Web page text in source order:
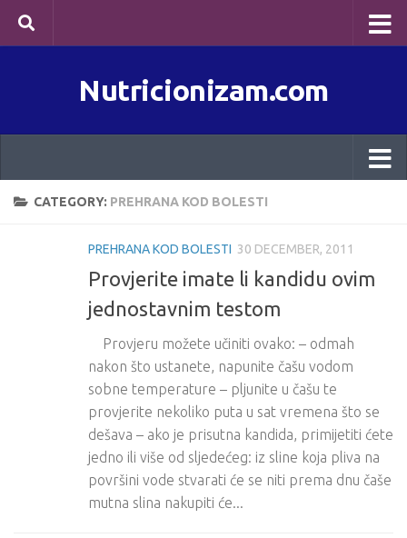
Skip to content
Nutricionizam.com
CATEGORY: PREHRANA KOD BOLESTI
PREHRANA KOD BOLESTI 30 DECEMBER, 2011
Provjerite imate li kandidu ovim
jednostavnim testom
Provjeru možete učiniti ovako: – odmah
nakon što ustanete, napunite čašu vodom
sobne temperature – pljunite u čašu te
provjerite nekoliko puta u sat vremena što se
dešava – ako je prisutna kandida, primijetiti ćete
jedno ili više od sljedećeg: iz sline koja pliva na
površini vode stvarati će se niti prema dnu čaše
mutna slina nakupiti će...